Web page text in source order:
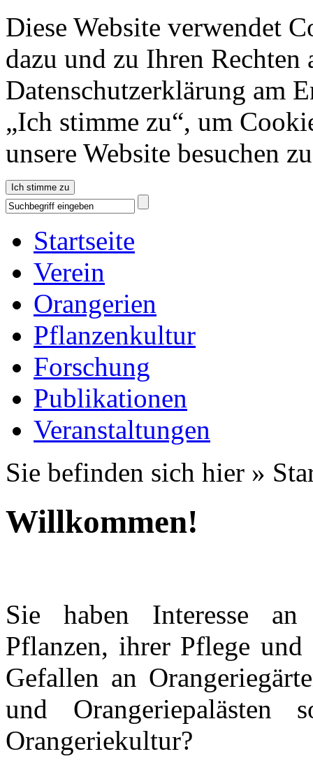
Diese Website verwendet
dazu und zu Ihren
Datenschutzerklärung am
„Ich stimme zu“, um
unsere Website besuchen
Ich stimme zu
Startseite
Verein
Orangerien
Pflanzenkultur
Forschung
Publikationen
Veranstaltungen
Sie befinden sich hier »
Willkommen!
Sie haben Interesse an
Pflanzen, ihrer Pflege
Gefallen an
und
Orangeriekultur?